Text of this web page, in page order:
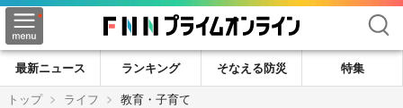
検索
最新ニュース ランキング そなえる防災
特集
トップ
ライフ 教育・子育て